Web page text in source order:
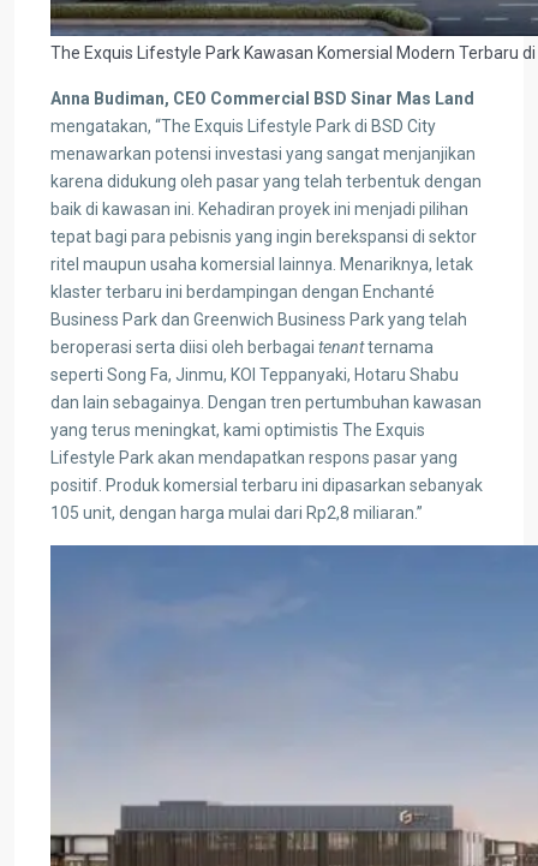
The Exquis Lifestyle Park Kawasan Komersial Modern Terbaru
Anna Budiman, CEO Commercial BSD Sinar Mas Land
mengatakan, “The Exquis Lifestyle Park di BSD City
menawarkan potensi investasi yang sangat menjanjikan
karena didukung oleh pasar yang telah terbentuk dengan
baik di kawasan ini. Kehadiran proyek ini menjadi pilihan
tepat bagi para pebisnis yang ingin berekspansi di sektor
ritel maupun usaha komersial lainnya. Menariknya, letak
klaster terbaru ini berdampingan dengan Enchanté
Business Park dan Greenwich Business Park yang telah
beroperasi serta diisi oleh berbagai tenantternama
seperti Song Fa, Jinmu, KOI Teppanyaki, Hotaru Shabu
dan lain sebagainya. Dengan tren pertumbuhan kawasan
yang terus meningkat, kami optimistis The Exquis
Lifestyle Park akan mendapatkan respons pasar yang
positif. Produk komersial terbaru ini dipasarkan sebanyak
105 unit, dengan harga mulai dari Rp2,8 miliaran.”